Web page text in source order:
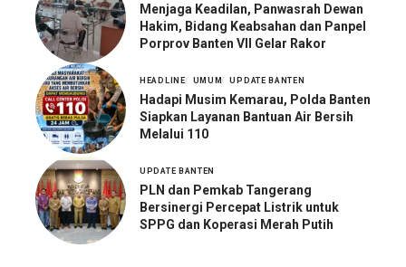
Menjaga Keadilan, Panwasrah Dewan
Hakim, Bidang Keabsahan dan Panpel
Porprov Banten VII Gelar Rakor
HEADLINE UMUM UPDATE BANTEN
Hadapi Musim Kemarau, Polda Banten
Siapkan Layanan Bantuan Air Bersih
Melalui 110
UPDATE BANTEN
PLN dan Pemkab Tangerang
Bersinergi Percepat Listrik untuk
SPPG dan Koperasi Merah Putih